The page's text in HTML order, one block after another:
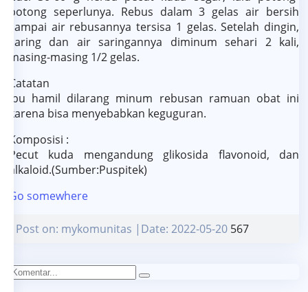
potong seperlunya. Rebus dalam 3 gelas air bersih
sampai air rebusannya tersisa 1 gelas. Setelah dingin,
saring dan air saringannya diminum sehari 2 kali,
masing-masing 1/2 gelas.
Catatan
Ibu hamil dilarang minum rebusan ramuan obat ini
karena bisa menyebabkan keguguran.
Komposisi :
Pecut kuda mengandung glikosida flavonoid, dan
alkaloid.(Sumber:Puspitek)
Go somewhere
Post on: mykomunitas |Date: 2022-05-20 567